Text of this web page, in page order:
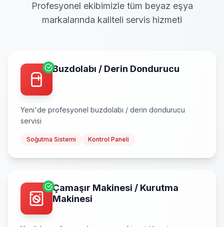
Profesyonel ekibimizle tüm beyaz eşya
markalarında kaliteli servis hizmeti
Buzdolabı / Derin Dondurucu
Yeni'de profesyonel buzdolabı / derin dondurucu
servisi
Soğutma Sistemi Kontrol Paneli
Çamaşır Makinesi / Kurutma
Makinesi